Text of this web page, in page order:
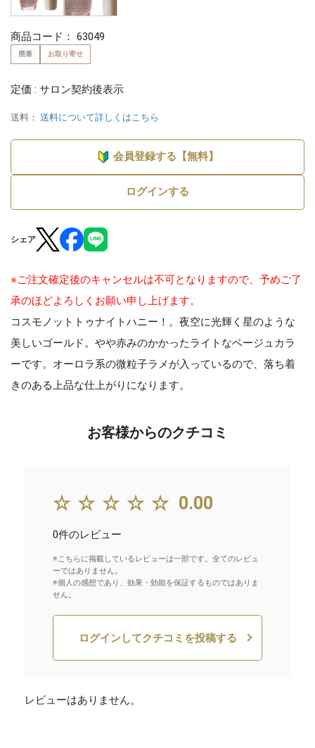
商品コード： 63049
廃番 お取り寄せ
定価 : サロン契約後表示
送料： 送料について詳しくはこちら
会員登録する【無料】
ログインする
シェア
※ご注文確定後のキャンセルは不可となりますので、予めご了
承のほどよろしくお願い申し上げます。
コスモノットトゥナイトハニー！。夜空に光輝く星のような
美しいゴールド。やや赤みのかかったライトなベージュカラ
ーです。オーロラ系の微粒子ラメが入っているので、落ち着
きのある上品な仕上がりになります。
お客様からのクチコミ
☆☆☆☆☆ 0.00
0件のレビュー
※こちらに掲載しているレビューは一部です。全てのレビュ
ーではありません。
※個人の感想であり、効果・効能を保証するものではありま
せん。
ログインしてクチコミを投稿する
レビューはありません。